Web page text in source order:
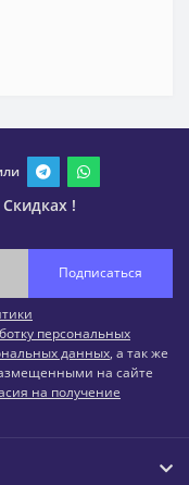
!
Подписаться
персональных
данных, а так же
на сайте
на получение